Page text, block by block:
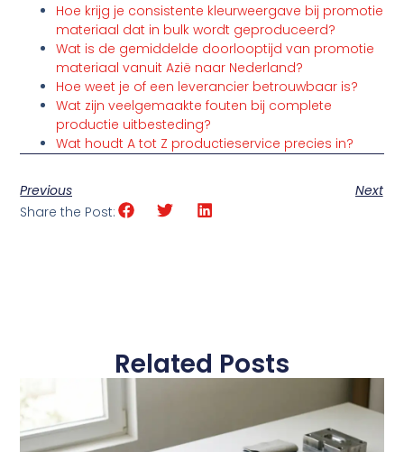
Hoe krijg je consistente kleurweergave bij promotie
materiaal dat in bulk wordt geproduceerd?
Wat is de gemiddelde doorlooptijd van promotie
materiaal vanuit Azië naar Nederland?
Hoe weet je of een leverancier betrouwbaar is?
Wat zijn veelgemaakte fouten bij complete
productie uitbesteding?
Wat houdt A tot Z productieservice precies in?
Previous
Next
Share the Post:
Related Posts